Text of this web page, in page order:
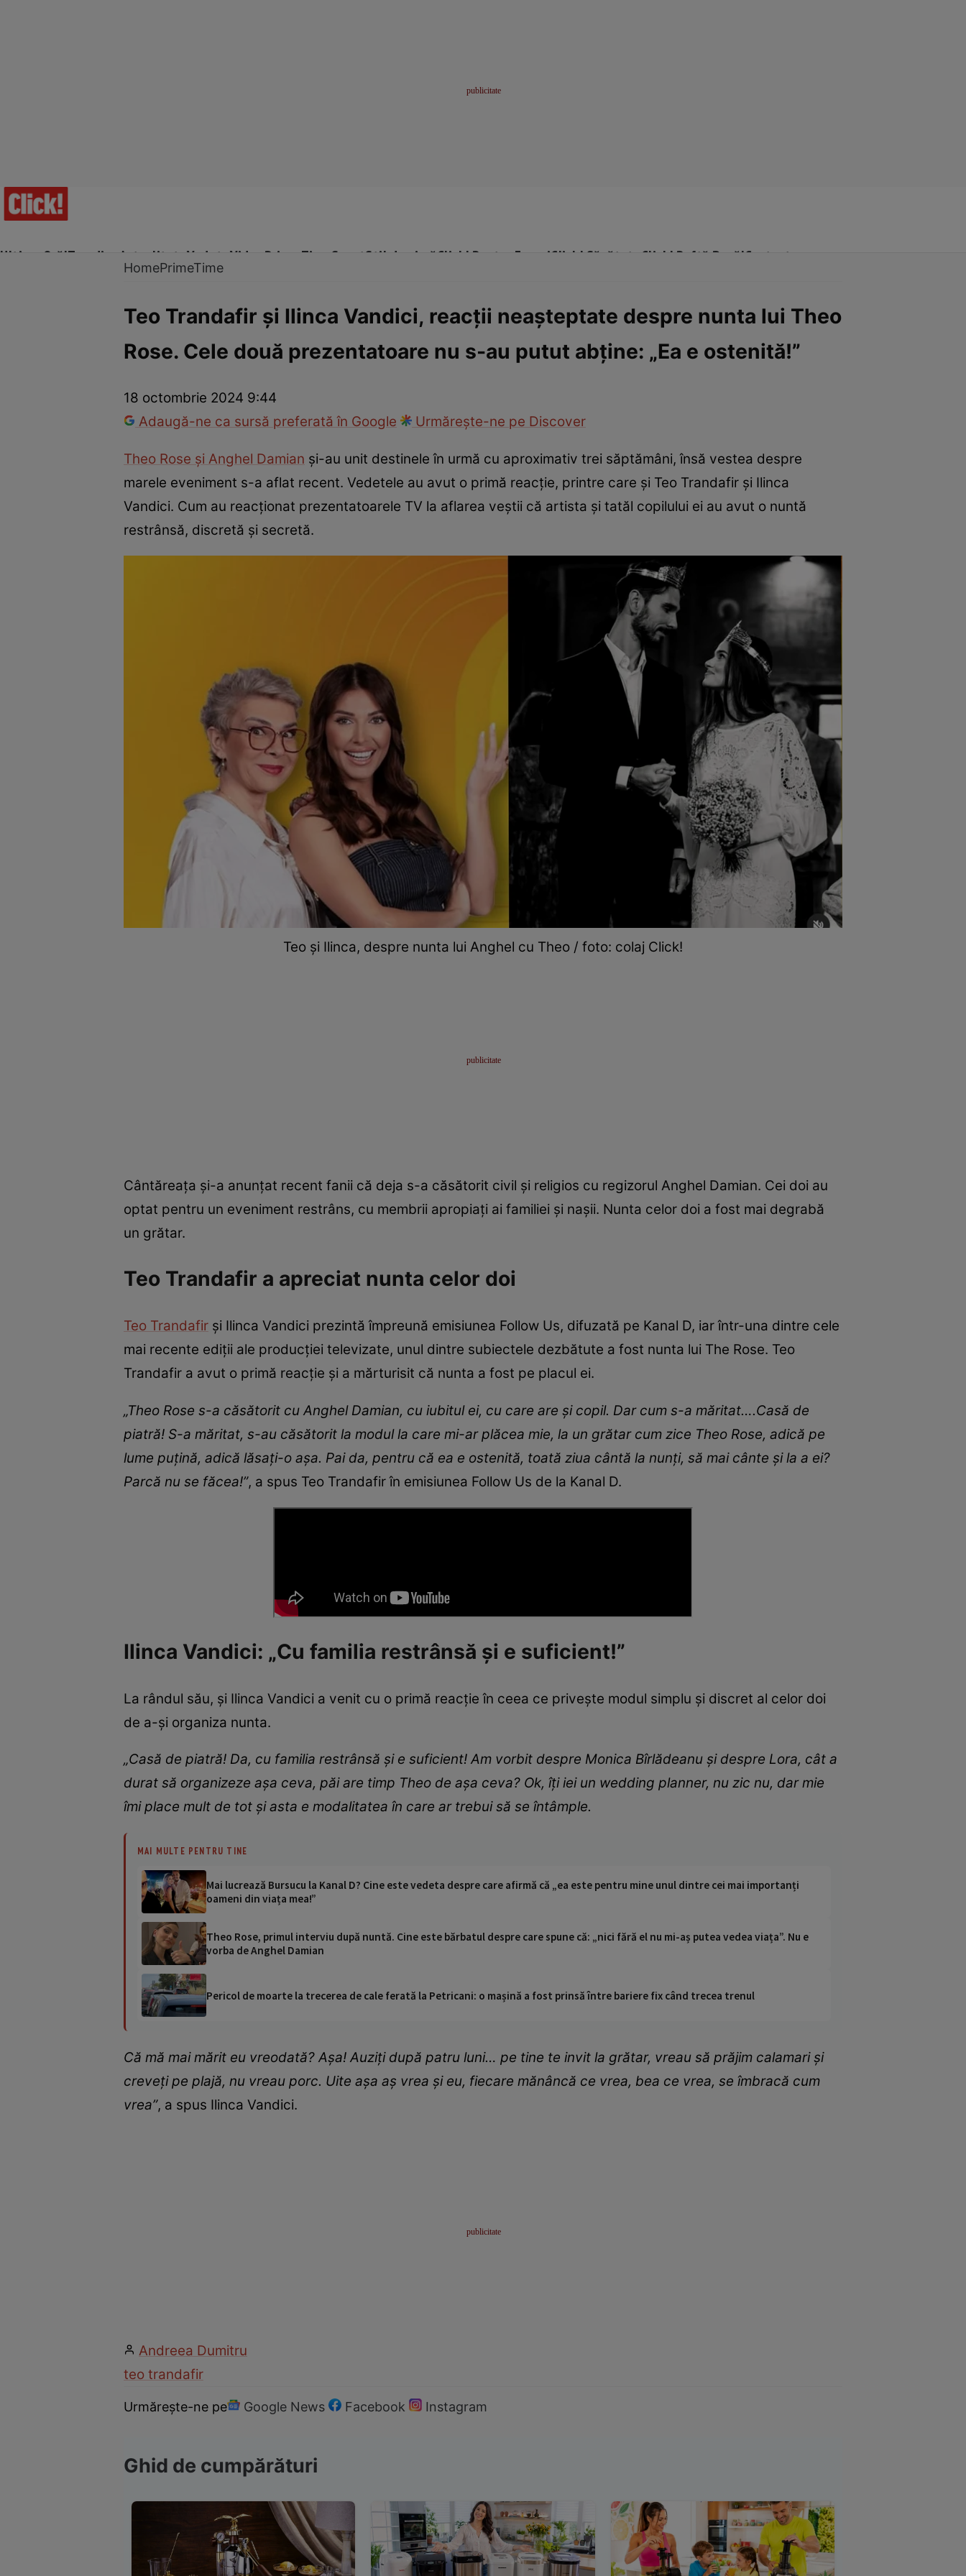
Ultima Oră!Trending Actualitate Vedete Video Prime Time SportStil de viațăClick! Pentru FemeiClick! Sănătate Click! Poftă Bună!Contact
Românii au talentSurvivor RomâniaChefi la cuțiteEurovison
HomePrimeTime
Teo Trandafir și Ilinca Vandici, reacții neașteptate despre nunta lui Theo
Rose. Cele două prezentatoare nu s-au putut abține: „Ea e ostenită!”
18 octombrie 2024 9:44
Adaugă-ne ca sursă preferată în Google
Urmărește-ne pe Discover
Theo Rose și Anghel Damian și-au unit destinele în urmă cu aproximativ trei săptămâni, însă vestea despre
marele eveniment s-a aflat recent. Vedetele au avut o primă reacție, printre care și Teo Trandafir și Ilinca
Vandici. Cum au reacționat prezentatoarele TV la aflarea veștii că artista și tatăl copilului ei au avut o nuntă
restrânsă, discretă și secretă.
Teo și Ilinca, despre nunta lui Anghel cu Theo / foto: colaj Click!
Cântăreața și-a anunțat recent fanii că deja s-a căsătorit civil și religios cu regizorul Anghel Damian. Cei doi au
optat pentru un eveniment restrâns, cu membrii apropiați ai familiei și nașii. Nunta celor doi a fost mai degrabă
un grătar.
Teo Trandafir a apreciat nunta celor doi
Teo Trandafir și Ilinca Vandici prezintă împreună emisiunea Follow Us, difuzată pe Kanal D, iar într-una dintre cele
mai recente ediții ale producției televizate, unul dintre subiectele dezbătute a fost nunta lui The Rose. Teo
Trandafir a avut o primă reacție și a mărturisit că nunta a fost pe placul ei.
„Theo Rose s-a căsătorit cu Anghel Damian, cu iubitul ei, cu care are și copil. Dar cum s-a măritat….Casă de
piatră! S-a măritat, s-au căsătorit la modul la care mi-ar plăcea mie, la un grătar cum zice Theo Rose, adică pe
lume puțină, adică lăsați-o așa. Pai da, pentru că ea e ostenită, toată ziua cântă la nunți, să mai cânte și la a ei?
Parcă nu se făcea!”, a spus Teo Trandafir în emisiunea Follow Us de la Kanal D.
Ilinca Vandici: „Cu familia restrânsă și e suficient!”
La rândul său, și Ilinca Vandici a venit cu o primă reacție în ceea ce privește modul simplu și discret al celor doi
de a-și organiza nunta.
„Casă de piatră! Da, cu familia restrânsă și e suficient! Am vorbit despre Monica Bîrlădeanu și despre Lora, cât a
durat să organizeze așa ceva, păi are timp Theo de așa ceva? Ok, îți iei un wedding planner, nu zic nu, dar mie
îmi place mult de tot și asta e modalitatea în care ar trebui să se întâmple.
MAI MULTE PENTRU TINE
Mai lucrează Bursucu la Kanal D? Cine este vedeta despre care afirmă că „ea este pentru mine unul dintre cei mai importanți
oameni din viața mea!”
Theo Rose, primul interviu după nuntă. Cine este bărbatul despre care spune că: „nici fără el nu mi-aș putea vedea viața”. Nu e
vorba de Anghel Damian
Pericol de moarte la trecerea de cale ferată la Petricani: o mașină a fost prinsă între bariere fix când trecea trenul
Că mă mai mărit eu vreodată? Așa! Auziți după patru luni… pe tine te invit la grătar, vreau să prăjim calamari și
creveți pe plajă, nu vreau porc. Uite așa aș vrea și eu, fiecare mănâncă ce vrea, bea ce vrea, se îmbracă cum
vrea”, a spus Ilinca Vandici.
Andreea Dumitru
teo trandafir
Urmărește-ne pe Google News Facebook Instagram
Ghid de cumpărături